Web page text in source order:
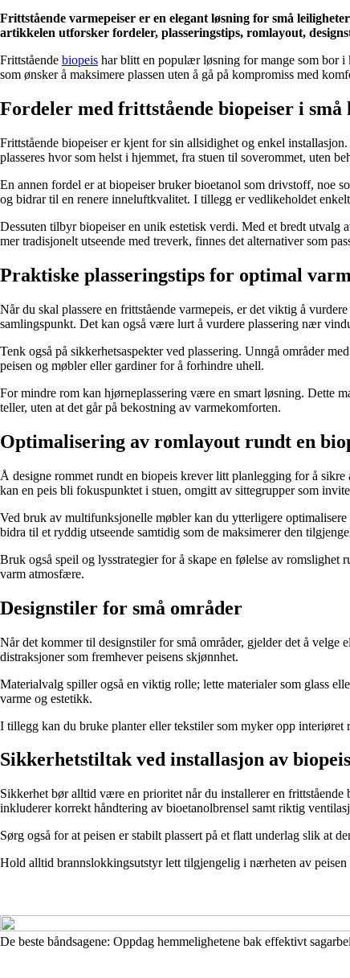
Frittstående varmepeiser er en elegant løsning for små
artikkelen utforsker fordeler, plasseringstips, romlayout,
Frittstående biopeis har blitt en populær løsning for mange som bor i
som ønsker å maksimere plassen uten å gå på kompromiss med
Fordeler med frittstående biopeiser i små
Frittstående biopeiser er kjent for sin allsidighet og enkel
plasseres hvor som helst i hjemmet, fra stuen til soverommet, uten
En annen fordel er at biopeiser bruker bioetanol som drivstoff, noe
og bidrar til en renere inneluftkvalitet. I tillegg er vedlikeholdet
Dessuten tilbyr biopeiser en unik estetisk verdi. Med et bredt utvalg
mer tradisjonelt utseende med treverk, finnes det alternativer som
Praktiske plasseringstips for optimal
Når du skal plassere en frittstående varmepeis, er det viktig å
samlingspunkt. Det kan også være lurt å vurdere plassering nær
Tenk også på sikkerhetsaspekter ved plassering. Unngå områder
peisen og møbler eller gardiner for å forhindre uhell.
For mindre rom kan hjørneplassering være en smart løsning. Dette
teller, uten at det går på bekostning av varmekomforten.
Optimalisering av romlayout rundt en
Å designe rommet rundt en biopeis krever litt planlegging for å
kan en peis bli fokuspunktet i stuen, omgitt av sittegrupper som
Ved bruk av multifunksjonelle møbler kan du ytterligere
bidra til et ryddig utseende samtidig som de maksimerer den
Bruk også speil og lysstrategier for å skape en følelse av
varm atmosfære.
Designstiler for små områder
Når det kommer til designstiler for små områder, gjelder det å velge
distraksjoner som fremhever peisens skjønnhet.
Materialvalg spiller også en viktig rolle; lette materialer som glass
varme og estetikk.
I tillegg kan du bruke planter eller tekstiler som myker opp
Sikkerhetstiltak ved installasjon av biopeis
Sikkerhet bør alltid være en prioritet når du installerer en
inkluderer korrekt håndtering av bioetanolbrensel samt riktig
Sørg også for at peisen er stabilt plassert på et flatt underlag slik at
Hold alltid brannslokkingsutstyr lett tilgjengelig i nærheten av
De beste båndsagene: Oppdag hemmelighetene bak effektivt